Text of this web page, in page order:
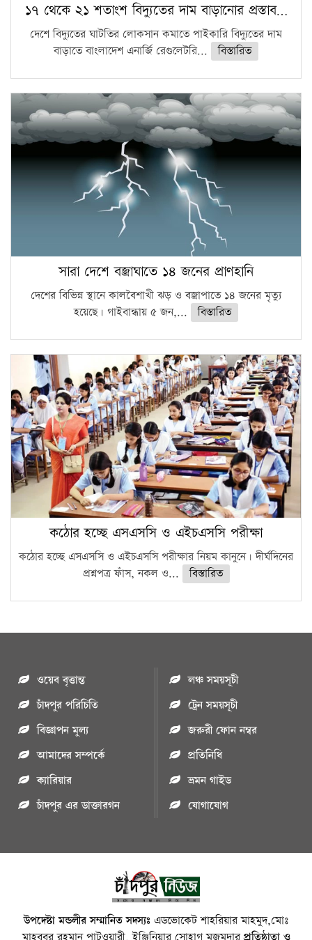
১৭ থেকে ২১ শতাংশ বিদ্যুতের দাম বাড়ানোর প্রস্তাব…
দেশে বিদ্যুতের ঘাটতির লোকসান কমাতে পাইকারি বিদ্যুতের দাম
বাড়াতে বাংলাদেশ এনার্জি রেগুলেটরি...
বিস্তারিত
সারা দেশে বজ্রাঘাতে ১৪ জনের প্রাণহানি
দেশের বিভিন্ন স্থানে কালবৈশাখী ঝড় ও বজ্রাপাতে ১৪ জনের মৃত্যু
হয়েছে। গাইবান্ধায় ৫ জন,...
বিস্তারিত
কঠোর হচ্ছে এসএসসি ও এইচএসসি পরীক্ষা
কঠোর হচ্ছে এসএসসি ও এইচএসসি পরীক্ষার নিয়ম কানুনে। দীর্ঘদিনের
প্রশ্নপত্র ফাঁস, নকল ও...
বিস্তারিত
ওয়েব বৃত্তান্ত
চাঁদপুর পরিচিতি
বিজ্ঞাপন মুল্য
আমাদের সম্পর্কে
ক্যারিয়ার
চাঁদপুর এর ডাক্তারগন
লঞ্চ সময়সূচী
ট্রেন সময়সূচী
জরুরী ফোন নম্বর
প্রতিনিধি
ভ্রমন গাইড
যোগাযোগ
উপদেষ্টা মন্ডলীর সম্মানিত সদস্যঃ এডভোকেট শাহরিয়ার মাহমুদ,মোঃ